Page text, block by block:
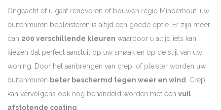
Ongeacht of u gaat renoveren of bouwen regio Minderhout, uw
buitenmuren bepleisteren is altijd een goede optie. Er zijn meer
dan 200 verschillende kleuren waardoor u altijd iets kan
kiezen dat perfect aansluit op uw smaak en op de stijl van uw
woning. Door het aanbrengen van crepi of pleister worden uw
buitenmuren beter beschermd tegen weer en wind. Crepi
kan vervolgens ook nog behandeld worden met een vuil
afstotende coating.